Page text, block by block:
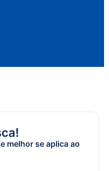
melhor se aplica ao